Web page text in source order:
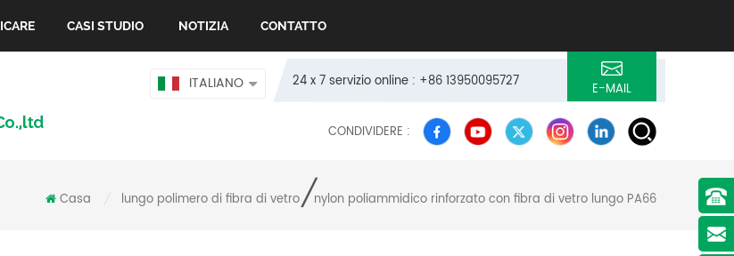
CASI STUDIO NOTIZIA CONTATTO
24 x 7 servizio online : +86 13950095727 E-MAIL
ITALIANO
CONDIVIDERE :
Casa lungo polimero di fibra di vetro/nylon poliammidico rinforzato con fibra di vetro lungo PA66